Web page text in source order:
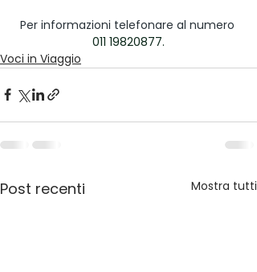
Per informazioni telefonare al numero
011 19820877.
Voci in Viaggio
Post recenti Mostra tutti